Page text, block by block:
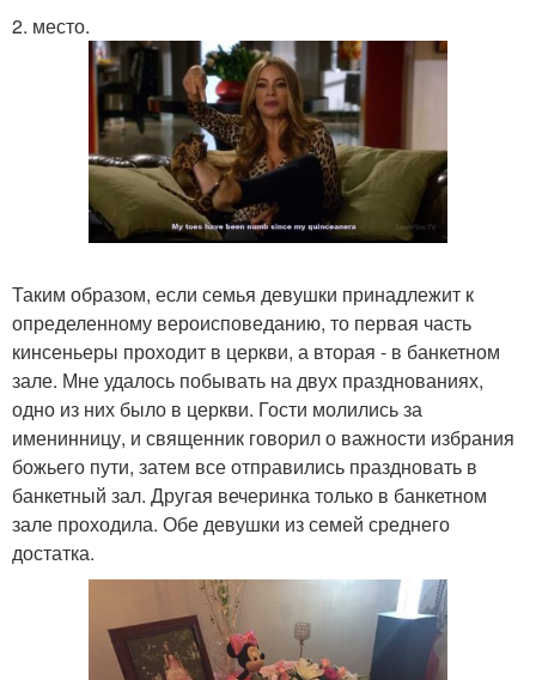
2. место.
Таким образом, если семья девушки принадлежит к
определенному вероисповеданию, то первая часть
кинсеньеры проходит в церкви, а вторая - в банкетном
зале. Мне удалось побывать на двух празднованиях,
одно из них было в церкви. Гости молились за
именинницу, и священник говорил о важности избрания
божьего пути, затем все отправились праздновать в
банкетный зал. Другая вечеринка только в банкетном
зале проходила. Обе девушки из семей среднего
достатка.